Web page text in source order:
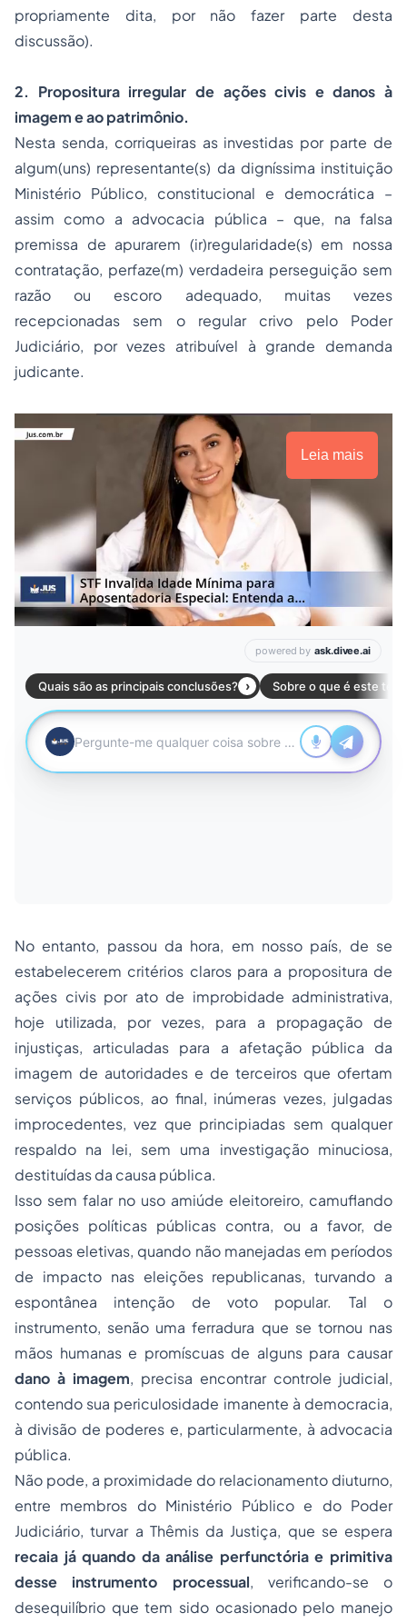
propriamente dita, por não fazer parte desta
discussão).
2. Propositura irregular de ações civis e danos à
imagem e ao patrimônio.
Nesta senda, corriqueiras as investidas por parte de
algum(uns) representante(s) da digníssima instituição
Ministério Público, constitucional e democrática –
assim como a advocacia pública – que, na falsa
premissa de apurarem (ir)regularidade(s) em nossa
contratação, perfaze(m) verdadeira perseguição sem
razão ou escoro adequado, muitas vezes
recepcionadas sem o regular crivo pelo Poder
Judiciário, por vezes atribuível à grande demanda
judicante.
Leia mais
No entanto, passou da hora, em nosso país, de se
estabelecerem critérios claros para a propositura de
ações civis por ato de improbidade administrativa,
hoje utilizada, por vezes, para a propagação de
injustiças, articuladas para a afetação pública da
imagem de autoridades e de terceiros que ofertam
serviços públicos, ao final, inúmeras vezes, julgadas
improcedentes, vez que principiadas sem qualquer
respaldo na lei, sem uma investigação minuciosa,
destituídas da causa pública.
Isso sem falar no uso amiúde eleitoreiro, camuflando
posições políticas públicas contra, ou a favor, de
pessoas eletivas, quando não manejadas em períodos
de impacto nas eleições republicanas, turvando a
espontânea intenção de voto popular. Tal o
instrumento, senão uma ferradura que se tornou nas
mãos humanas e promíscuas de alguns para causar
dano à imagem, precisa encontrar controle judicial,
contendo sua periculosidade imanente à democracia,
à divisão de poderes e, particularmente, à advocacia
pública.
Não pode, a proximidade do relacionamento diuturno,
entre membros do Ministério Público e do Poder
Judiciário, turvar a Thêmisda Justiça, que se espera
recaia já quando da análise perfunctória e primitiva
desse instrumento processual, verificando-se o
desequilíbrio que tem sido ocasionado pelo manejo